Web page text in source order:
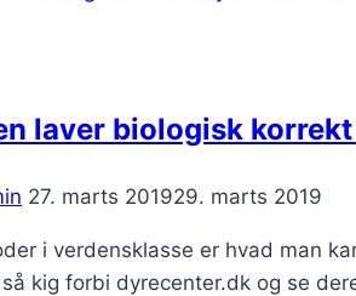
laver biologisk
27. marts 201929. marts 2019
i verdensklasse er hvad man
kig forbi dyrecenter.dk og se